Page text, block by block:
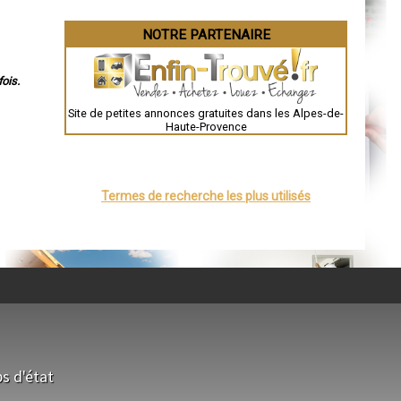
NOTRE PARTENAIRE
Site de petites annonces gratuites dans les Alpes-de-
Haute-Provence
Termes de recherche les plus utilisés
d'état